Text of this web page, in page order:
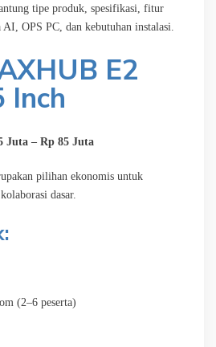
tipe produk, spesifikasi, fitur
OPS PC, dan kebutuhan instalasi.
E2
Inch
Juta – Rp 85 Juta
pilihan ekonomis untuk
dasar.
(2–6 peserta)